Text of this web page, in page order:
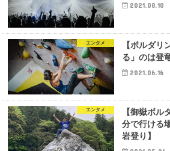
2021.08.10
エンタメ
【ボルダリ
る」のは登
2021.06.16
エンタメ
【御嶽ボル
分で行ける
岩登り】